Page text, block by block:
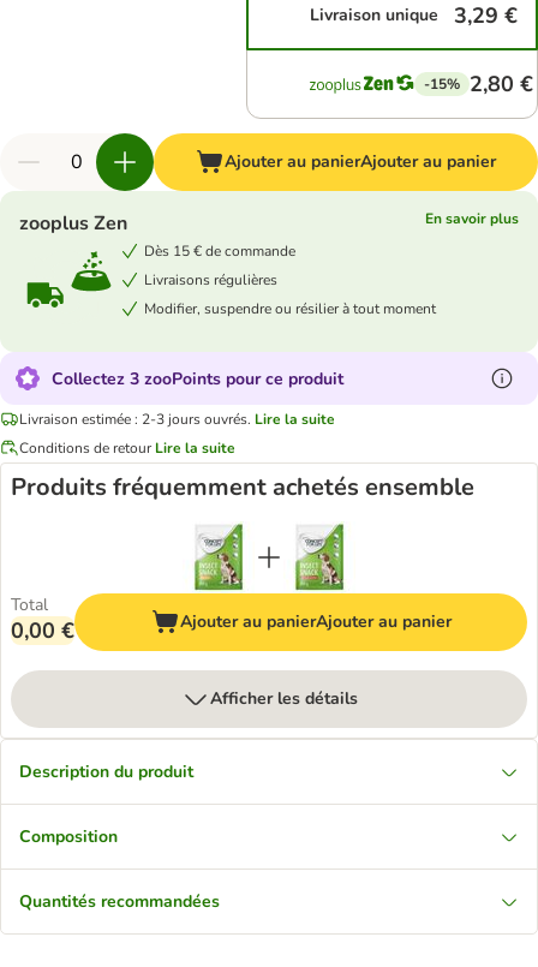
Livraison unique 3,29 €
-15% 2,80 €
Ajouter au panierAjouter au panier
zooplus Zen
En savoir plus
Dès 15 € de commande
Livraisons régulières
Modifier, suspendre ou résilier à tout moment
Collectez 3 zooPoints pour ce produit
Livraison estimée : 2-3 jours ouvrés. Lire la suite
Conditions de retour Lire la suite
Produits fréquemment achetés ensemble
Total
0,00 € Ajouter au panierAjouter au panier
Afficher les détails
Description du produit
Composition
Quantités recommandées